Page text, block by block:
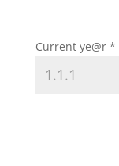
Current ye@r *